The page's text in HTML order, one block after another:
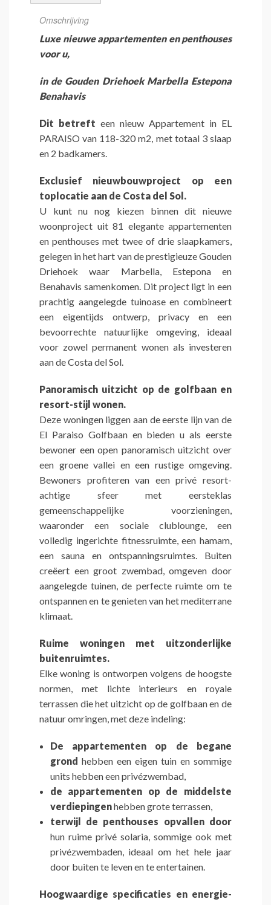
Omschrijving
Luxe nieuwe appartementen en penthouses
voor u,
in de Gouden Driehoek Marbella Estepona
Benahavis
Dit betreft een nieuw Appartement in EL
PARAISO van 118-320 m2, met totaal 3 slaap
en 2 badkamers.
Exclusief nieuwbouwproject op een
toplocatie aan de Costa del Sol.
U kunt nu nog kiezen binnen dit nieuwe
woonproject uit 81 elegante appartementen
en penthouses met twee of drie slaapkamers,
gelegen in het hart van de prestigieuze Gouden
Driehoek waar Marbella, Estepona en
Benahavis samenkomen. Dit project ligt in een
prachtig aangelegde tuinoase en combineert
een eigentijds ontwerp, privacy en een
bevoorrechte natuurlijke omgeving, ideaal
voor zowel permanent wonen als investeren
aan de Costa del Sol.
Panoramisch uitzicht op de golfbaan en
resort-stijl wonen.
Deze woningen liggen aan de eerste lijn van de
El Paraiso Golfbaan en bieden u als eerste
bewoner een open panoramisch uitzicht over
een groene vallei en een rustige omgeving.
Bewoners profiteren van een privé resort-
achtige sfeer met eersteklas
gemeenschappelijke voorzieningen,
waaronder een sociale clublounge, een
volledig ingerichte fitnessruimte, een hamam,
een sauna en ontspanningsruimtes. Buiten
creëert een groot zwembad, omgeven door
aangelegde tuinen, de perfecte ruimte om te
ontspannen en te genieten van het mediterrane
klimaat.
Ruime woningen met uitzonderlijke
buitenruimtes.
Elke woning is ontworpen volgens de hoogste
normen, met lichte interieurs en royale
terrassen die het uitzicht op de golfbaan en de
natuur omringen, met deze indeling:
De appartementen op de begane
grond hebben een eigen tuin en sommige
units hebben een privézwembad,
de appartementen op de middelste
verdiepingenhebben grote terrassen,
terwijl de penthouses opvallen door
hun ruime privé solaria, sommige ook met
privézwembaden, ideaal om het hele jaar
door buiten te leven en te entertainen.
Hoogwaardige specificaties en energie-